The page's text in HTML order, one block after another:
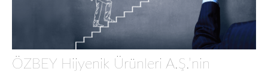
ÖZBEY Hijyenik Ürünleri A.Ş.’nin